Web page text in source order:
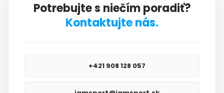
Potrebujte s niečím poradiť?
Kontaktujte nás.
+421 908 128 057